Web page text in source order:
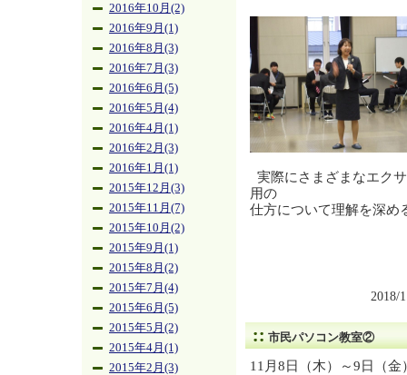
2016年10月(2)
2016年9月(1)
2016年8月(3)
2016年7月(3)
2016年6月(5)
2016年5月(4)
2016年4月(1)
2016年2月(3)
2016年1月(1)
2015年12月(3)
2015年11月(7)
2015年10月(2)
2015年9月(1)
2015年8月(2)
2015年7月(4)
2015年6月(5)
2015年5月(2)
2015年4月(1)
2015年2月(3)
実際にさまざまなエク
用の
仕方について理解を深め
2018/
市民パソコン教室②
11月8日（木）～9日（